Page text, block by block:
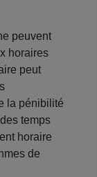
peuvent
horaires
peut
la pénibilité
temps
horaire
de